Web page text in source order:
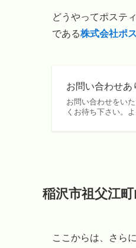
どうやってポステ
である株式会社ポ
お問い合わせあ
お問い合わせをい
くお待ち下さい。
稲沢市祖父江
ここからは、さら